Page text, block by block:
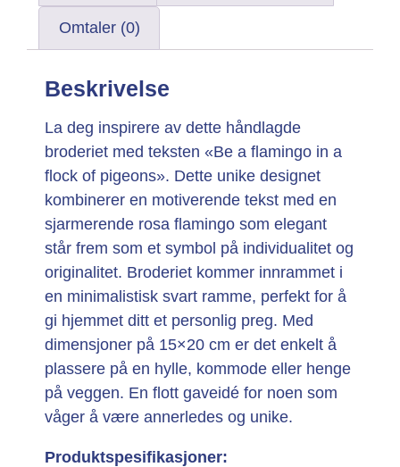
Omtaler (0)
Beskrivelse
La deg inspirere av dette håndlagde
broderiet med teksten «Be a flamingo in a
flock of pigeons». Dette unike designet
kombinerer en motiverende tekst med en
sjarmerende rosa flamingo som elegant
står frem som et symbol på individualitet og
originalitet. Broderiet kommer innrammet i
en minimalistisk svart ramme, perfekt for å
gi hjemmet ditt et personlig preg. Med
dimensjoner på 15×20 cm er det enkelt å
plassere på en hylle, kommode eller henge
på veggen. En flott gaveidé for noen som
våger å være annerledes og unike.
Produktspesifikasjoner: